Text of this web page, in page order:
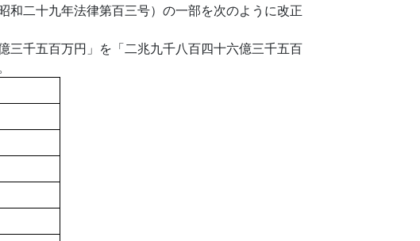
和二十九年法律第百三号）の一部を次のように改正
三千五百万円」を「二兆九千八百四十六億三千五百